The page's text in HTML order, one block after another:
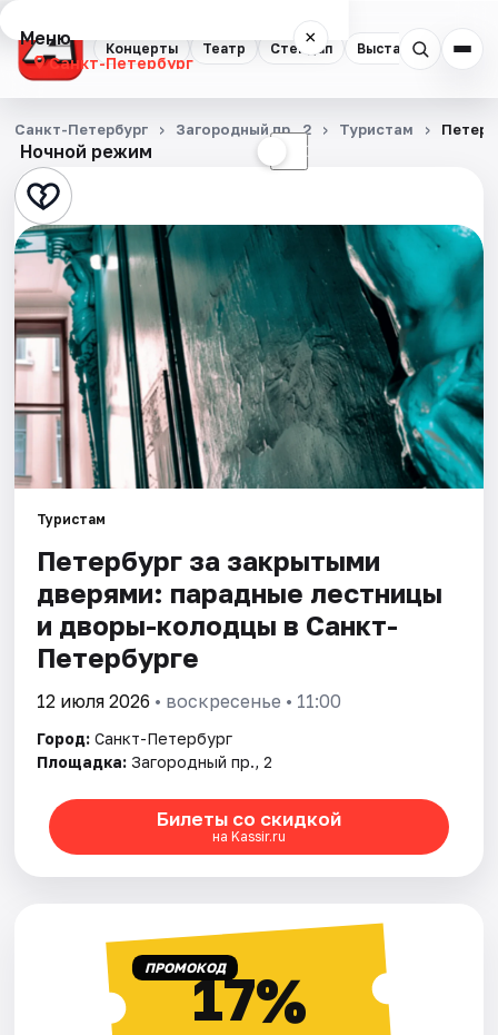
Концерты Театр Стендап Выставки
Меню ×
Санкт-Петербург
Концерты
Театр
Стендап
Выставки
Квесты
Экскурсии
Спорт
События
Города
Площадки
Артисты
Рейтинги
Ночной режим ☾
Санкт-Петербург Загородный пр., 2 Туристам
Туристам
Петербург за закрытыми
дверями: парадные лестницы
и дворы-колодцы в Санкт-
Петербурге
12 июля 2026 • воскресенье • 11:00
Город: Санкт-Петербург
Площадка: Загородный пр., 2
Билеты со скидкой
на Kassir.ru
ПРОМОКОД17%